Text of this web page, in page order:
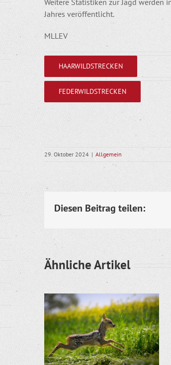
Jahres veröffentlicht.
MLLEV
HAARWILDSTRECKEN
FEDERWILDSTRECKEN
29. Oktober 2024 | Allgemein
Diesen Beitrag teilen:
Ähnliche Artikel